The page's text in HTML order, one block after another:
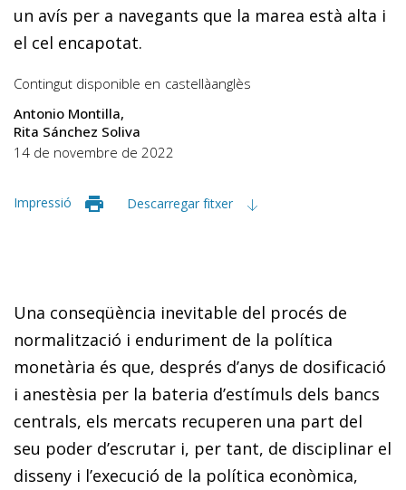
un avís per a navegants que la marea està alta i
el cel encapotat.
Contingut disponible en castellàanglès
Antonio Montilla
Rita Sánchez Soliva
14 de novembre de 2022
Impressió Descarregar fitxer
Una conseqüència inevitable del procés de
normalització i enduriment de la política
monetària és que, després d’anys de dosificació
i anestèsia per la bateria d’estímuls dels bancs
centrals, els mercats recuperen una part del
seu poder d’escrutar i, per tant, de disciplinar el
disseny i l’execució de la política econòmica,